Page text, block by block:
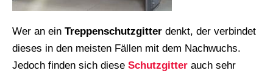
Wer an ein Treppenschutzgitter denkt, der verbindet
dieses in den meisten Fällen mit dem Nachwuchs.
Jedoch finden sich diese Schutzgitter auch sehr